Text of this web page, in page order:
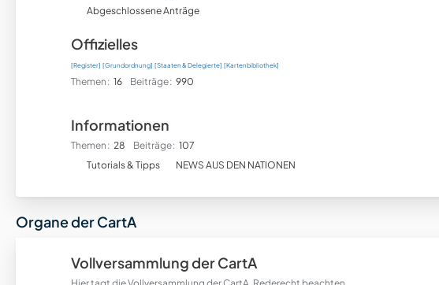
t
e
r
r
e
Abgeschlossene Anträge
Offizielles
[Register] [Grundordnung] [Staaten & Delegierte] [Kartenbibliothek]
Themen 16 Beiträge 990
Informationen
Themen 28 Beiträge 107
t
e
o
Tutorials & Tipps NEWS AUS DEN NATIONEN
Organe der CartA
Vollversammlung der CartA